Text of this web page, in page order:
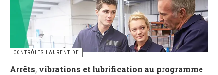
CONTRÔLES LAURENTIDE
Arrêts, vibrations et lubrification au programme